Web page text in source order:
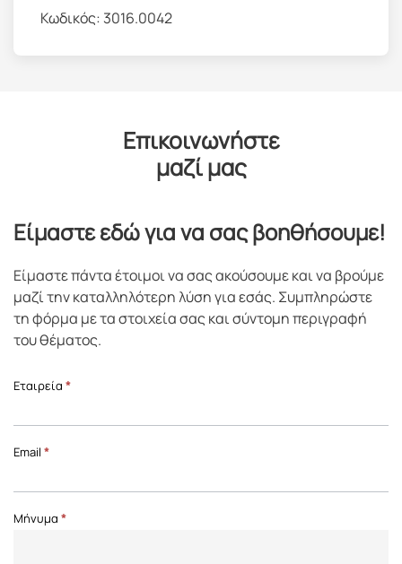
Κωδικός: 3016.0042
Επικοινωνήστε
μαζί μας
Είμαστε εδώ για να σας βοηθήσουμε!
Είμαστε πάντα έτοιμοι να σας ακούσουμε και να βρούμε
μαζί την καταλληλότερη λύση για εσάς. Συμπληρώστε
τη φόρμα με τα στοιχεία σας και σύντομη περιγραφή
του θέματος.
Επικοινωνία
Page
Εταιρεία *
Email *
Μήνυμα *